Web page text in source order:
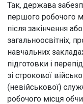
Так, держава
першого робочого
після закінчення
загальноосвітніх,
навчальних
підготовки і
зі строкової
(невійськової)
робочого місця